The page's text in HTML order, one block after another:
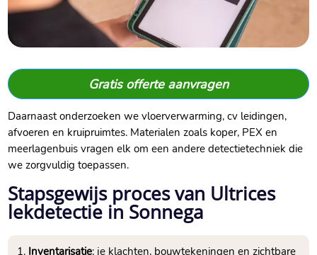
Gratis offerte aanvragen
Daarnaast onderzoeken we vloerverwarming, cv leidingen,
afvoeren en kruipruimtes. Materialen zoals koper, PEX en
meerlagenbuis vragen elk om een andere detectietechniek die
we zorgvuldig toepassen.
Stapsgewijs proces van Ultrices
lekdetectie in Sonnega
Inventarisatie: je klachten, bouwtekeningen en zichtbare